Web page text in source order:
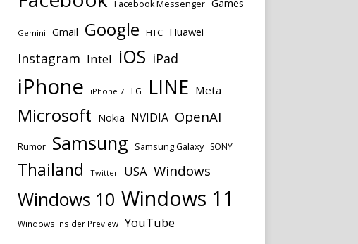
Facebook Messenger Games
Gemini Gmail Google HTC Huawei
Instagram Intel iOS iPad
iPhone iPhone 7 LG LINE Meta
Microsoft Nokia NVIDIA OpenAI
Rumor Samsung Samsung Galaxy SONY
Thailand Twitter USA Windows
Windows 10 Windows 11
Windows Insider Preview YouTube